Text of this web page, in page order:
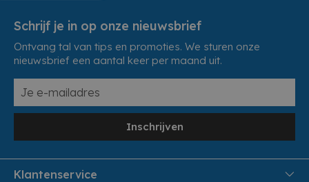
Schrijf je in op onze nieuwsbrief
Ontvang tal van tips en promoties. We sturen onze
nieuwsbrief een aantal keer per maand uit.
Inschrijven
Klantenservice